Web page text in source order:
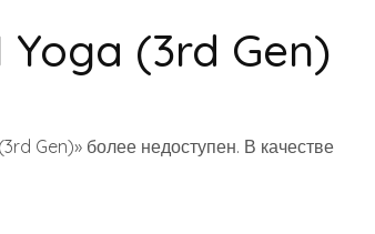
Yoga (3rd Gen)
Gen)» более недоступен. В качестве